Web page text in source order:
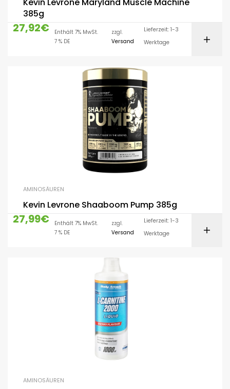
Kevin Levrone Maryland Muscle Machine
385g
27,92€
Enthält 7% MwSt.
7 % DE
zzgl.
Versand
Lieferzeit: 1-3
Werktage
AMINOSÄUREN
Kevin Levrone Shaaboom Pump 385g
27,99€
Enthält 7% MwSt.
7 % DE
zzgl.
Versand
Lieferzeit: 1-3
Werktage
AMINOSÄUREN